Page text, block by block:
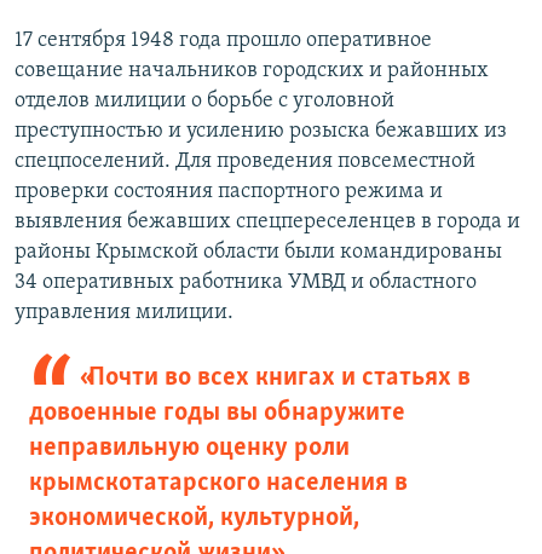
17 сентября 1948 года прошло оперативное
совещание начальников городских и районных
отделов милиции о борьбе с уголовной
преступностью и усилению розыска бежавших из
спецпоселений. Для проведения повсеместной
проверки состояния паспортного режима и
выявления бежавших спецпереселенцев в города и
районы Крымской области были командированы
34 оперативных работника УМВД и областного
управления милиции.
«Почти во всех книгах и статьях в
довоенные годы вы обнаружите
неправильную оценку роли
крымскотатарского населения в
экономической, культурной,